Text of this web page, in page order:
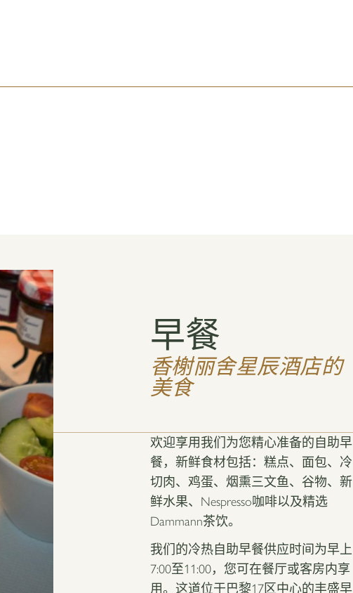
早餐
香榭丽舍星辰酒店的
美食
欢迎享用我们为您精心准备的自助早
餐，新鲜食材包括：糕点、面包、冷
切肉、鸡蛋、烟熏三文鱼、谷物、新
鲜水果、Nespresso咖啡以及精选
Dammann茶饮。
我们的冷热自助早餐供应时间为早上
7:00至11:00，您可在餐厅或客房内享
用。这道位于巴黎17区中心的丰盛早